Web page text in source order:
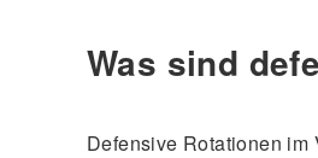
Was sind
Defensive Rotationen